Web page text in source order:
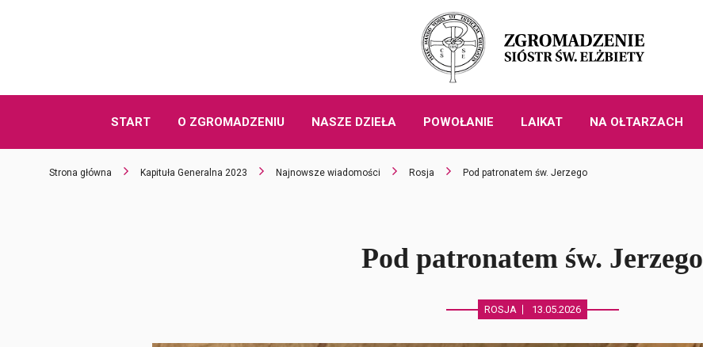
START O ZGROMADZENIU NASZE DZIEŁA POWOŁANIE LAIKAT NA OŁTARZACH
Strona główna Kapituła Generalna 2023 Najnowsze wiadomości Rosja Pod patronatem św. Jerzego
Pod patronatem św. Jerzego
ROSJA 13.05.2026